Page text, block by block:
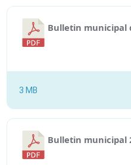
Bulletin municipal
3 MB
Bulletin municipal